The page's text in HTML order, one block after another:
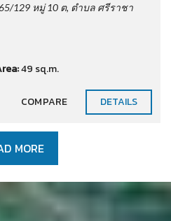
129 หมู่ 10 ต, ตำบล ศรีราชา
49 sq.m.
COMPARE DETAILS
MORE